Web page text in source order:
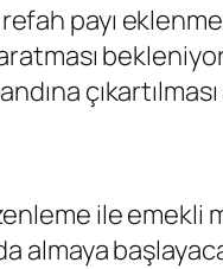
payı
ile emekli
almaya